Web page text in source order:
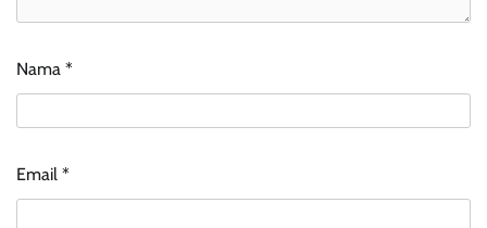
Nama *
Email *